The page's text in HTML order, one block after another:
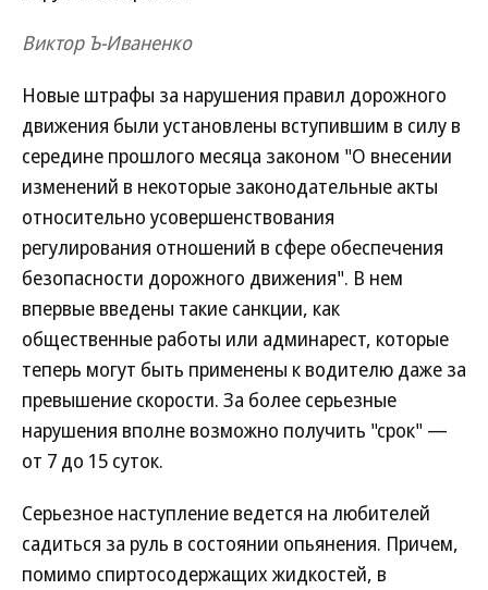
Виктор Ъ-Иваненко
Новые штрафы за нарушения правил дорожного
движения были установлены вступившим в силу в
середине прошлого месяца законом "О внесении
изменений в некоторые законодательные акты
относительно усовершенствования
регулирования отношений в сфере обеспечения
безопасности дорожного движения". В нем
впервые введены такие санкции, как
общественные работы или админарест, которые
теперь могут быть применены к водителю даже за
превышение скорости. За более серьезные
нарушения вполне возможно получить "срок" —
от 7 до 15 суток.
Серьезное наступление ведется на любителей
садиться за руль в состоянии опьянения. Причем,
помимо спиртосодержащих жидкостей, в